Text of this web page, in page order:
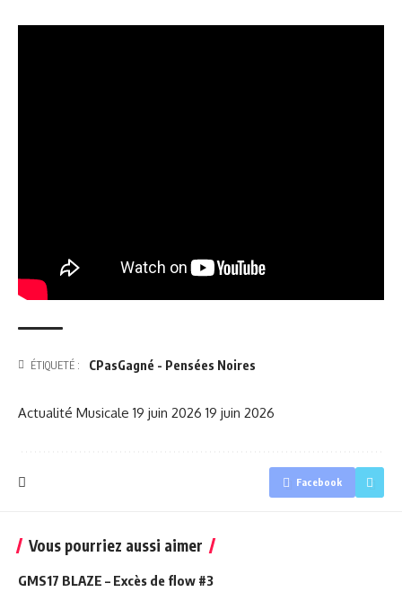
ÉTIQUETÉ : CPasGagné - Pensées Noires
Actualité Musicale 19 juin 2026 19 juin 2026
Facebook
Vous pourriez aussi aimer
GMS17 BLAZE – Excès de flow #3